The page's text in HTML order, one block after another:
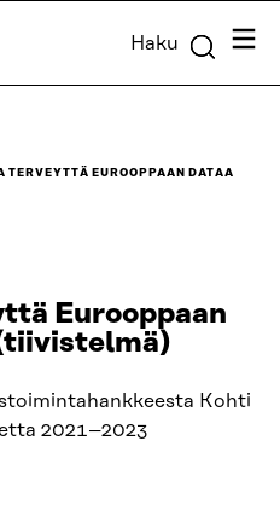
Haku
TERVEYTTÄ EUROOPPAAN DATAA
Eurooppaan
Kohti
2021–2023